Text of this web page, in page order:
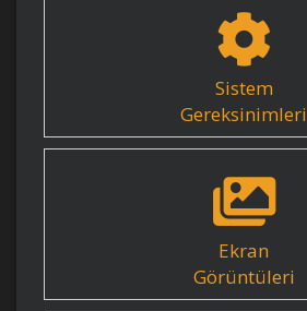
Sistem
Gereksinimleri
Ekran
Görüntüleri